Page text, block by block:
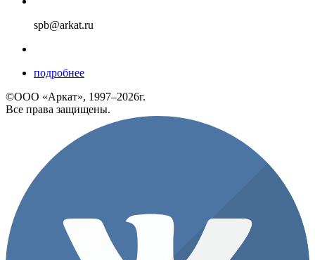
spb@arkat.ru
подробнее
©ООО «Аркат», 1997–2026г.
Все права защищены.